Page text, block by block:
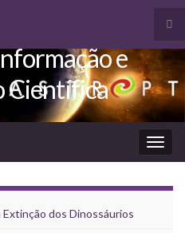
e
Científica
dos Dinossáurios